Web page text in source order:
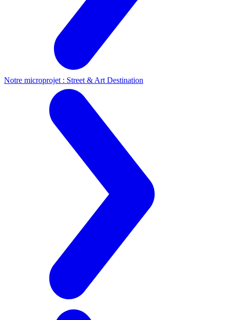
Notre microprojet : Street & Art Destination